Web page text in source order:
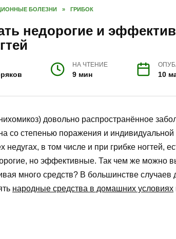
БОЛЕЗНИ » ГРИБОК
недорогие и
НА ЧТЕНИЕ
9 мин 10
довольно распространённое
со степенью поражения и
недугах, в том числе и при грибке ногтей,
но эффективные. Так чем же можно
много средств? В большинстве случаев
народные средства в домашних условиях